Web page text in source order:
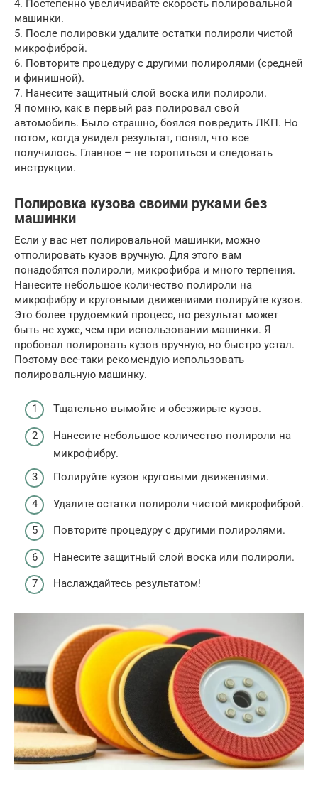
4. Постепенно увеличивайте скорость полировальной
машинки.
5. После полировки удалите остатки полироли чистой
микрофиброй.
6. Повторите процедуру с другими полиролями (средней
и финишной).
7. Нанесите защитный слой воска или полироли.
Я помню, как в первый раз полировал свой
автомобиль. Было страшно, боялся повредить ЛКП. Но
потом, когда увидел результат, понял, что все
получилось. Главное – не торопиться и следовать
инструкции.
Полировка кузова своими руками без
машинки
Если у вас нет полировальной машинки, можно
отполировать кузов вручную. Для этого вам
понадобятся полироли, микрофибра и много терпения.
Нанесите небольшое количество полироли на
микрофибру и круговыми движениями полируйте кузов.
Это более трудоемкий процесс, но результат может
быть не хуже, чем при использовании машинки. Я
пробовал полировать кузов вручную, но быстро устал.
Поэтому все-таки рекомендую использовать
полировальную машинку.
Тщательно вымойте и обезжирьте кузов.
Нанесите небольшое количество полироли на
микрофибру.
Полируйте кузов круговыми движениями.
Удалите остатки полироли чистой микрофиброй.
Повторите процедуру с другими полиролями.
Нанесите защитный слой воска или полироли.
Наслаждайтесь результатом!